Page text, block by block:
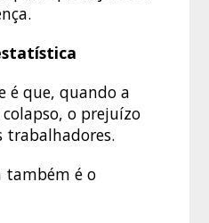
é que, quando a
o prejuízo
trabalhadores.
também é o